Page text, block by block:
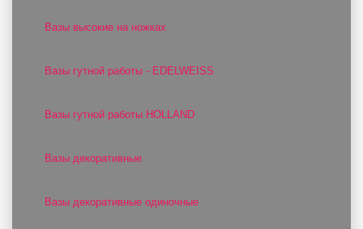
Вазы высокие на ножках
Вазы гутной работы - EDELWEISS
Вазы гутной работы HOLLAND
Вазы декоративные
Вазы декоративные одиночные